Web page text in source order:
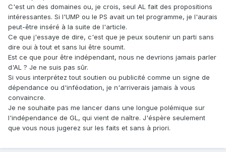
C'est un des domaines ou, je crois, seul AL fait des propositions
intéressantes. Si l'UMP ou le PS avait un tel programme, je l'aurais
peut-être inséré à la suite de l'article.
Ce que j'essaye de dire, c'est que je peux soutenir un parti sans
dire oui à tout et sans lui être soumit.
Est ce que pour être indépendant, nous ne devrions jamais parler
d'AL ? Je ne suis pas sûr.
Si vous interprétez tout soutien ou publicité comme un signe de
dépendance ou d'inféodation, je n'arriverais jamais à vous
convaincre.
Je ne souhaite pas me lancer dans une longue polémique sur
l'indépendance de GL, qui vient de naître. J'éspère seulement
que vous nous jugerez sur les faits et sans à priori.